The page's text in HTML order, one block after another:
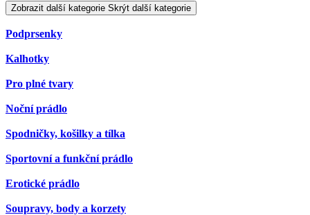
Zobrazit další kategorie Skrýt další kategorie
Podprsenky
Kalhotky
Pro plné tvary
Noční prádlo
Spodničky, košilky a tílka
Sportovní a funkční prádlo
Erotické prádlo
Soupravy, body a korzety